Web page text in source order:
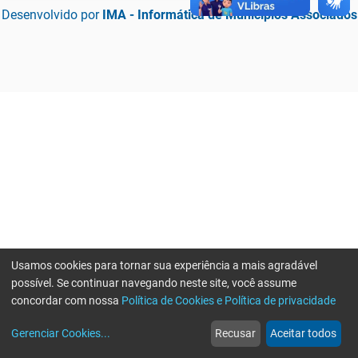
Desenvolvido por IMA - Informática de Municípios Associados
web
Notícias
more_horiz
Mais
Usamos cookies para tornar sua experiência a mais agradável
possível. Se continuar navegando neste site, você assume
concordar com nossa Política de Cookies e Política de privacidade
Gerenciar Cookies... Recusar Aceitar todos
Erro ao enviar informações, por favor tente novamente